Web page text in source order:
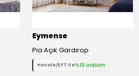
Eymense
Pia Açık Gardırop
Havale/EFT ile%15 indirim